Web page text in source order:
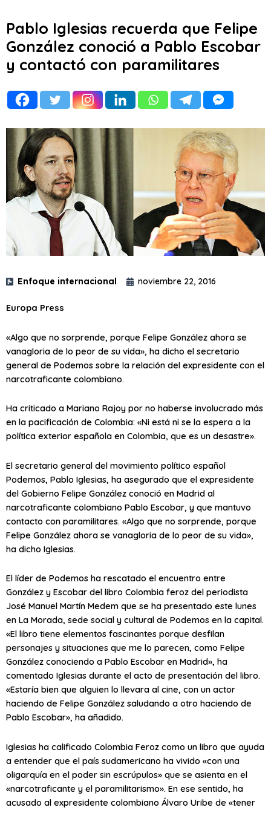
Pablo Iglesias recuerda que Felipe
González conoció a Pablo Escobar
y contactó con paramilitares
Enfoque internacional noviembre 22, 2016
Europa Press
«Algo que no sorprende, porque Felipe González ahora se
vanagloria de lo peor de su vida», ha dicho el secretario
general de Podemos sobre la relación del expresidente con el
narcotraficante colombiano.
Ha criticado a Mariano Rajoy por no haberse involucrado más
en la pacificación de Colombia: «Ni está ni se la espera a la
política exterior española en Colombia, que es un desastre».
El secretario general del movimiento político español
Podemos, Pablo Iglesias, ha asegurado que el expresidente
del Gobierno Felipe González conoció en Madrid al
narcotraficante colombiano Pablo Escobar, y que mantuvo
contacto con paramilitares. «Algo que no sorprende, porque
Felipe González ahora se vanagloria de lo peor de su vida»,
ha dicho Iglesias.
El líder de Podemos ha rescatado el encuentro entre
González y Escobar del libro Colombia feroz del periodista
José Manuel Martín Medem que se ha presentado este lunes
en La Morada, sede social y cultural de Podemos en la capital.
«El libro tiene elementos fascinantes porque desfilan
personajes y situaciones que me lo parecen, como Felipe
González conociendo a Pablo Escobar en Madrid», ha
comentado Iglesias durante el acto de presentación del libro.
«Estaría bien que alguien lo llevara al cine, con un actor
haciendo de Felipe González saludando a otro haciendo de
Pablo Escobar», ha añadido.
Iglesias ha calificado Colombia Feroz como un libro que ayuda
a entender que el país sudamericano ha vivido «con una
oligarquía en el poder sin escrúpulos» que se asienta en el
«narcotraficante y el paramilitarismo». En ese sentido, ha
acusado al expresidente colombiano Álvaro Uribe de «tener